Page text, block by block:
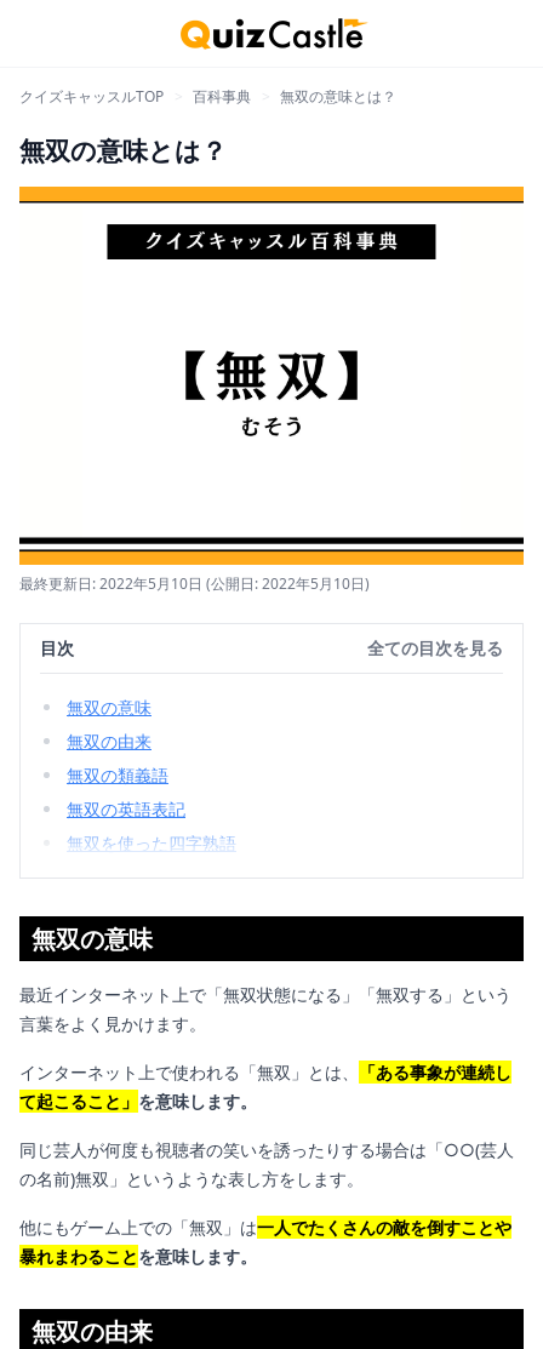
クイズキャッスルTOP 百科事典 無双の意味とは？
無双の意味とは？
最終更新日: 2022年5月10日 (公開日: 2022年5月10日)
目次
無双の意味
無双の由来
無双の類義語
無双の英語表記
無双を使った四字熟語
全ての目次を見る
無双の意味
最近インターネット上で「無双状態になる」「無双する」という
言葉をよく見かけます。
インターネット上で使われる「無双」とは、
「ある事象が連続し
て起こること」 を意味します。
同じ芸人が何度も視聴者の笑いを誘ったりする場合は「○○(芸人
の名前)無双」というような表し方をします。
他にもゲーム上での「無双」は一人でたくさんの敵を倒すことや
暴れまわることを意味します。
無双の由来